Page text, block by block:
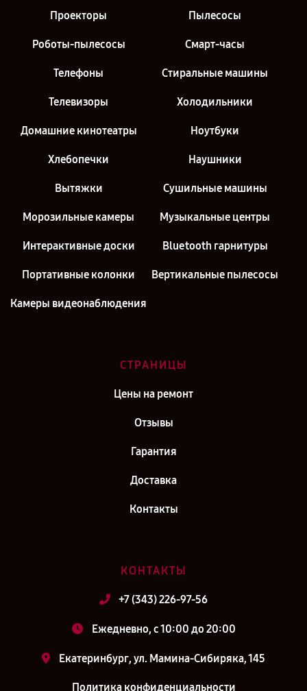
Проекторы Пылесосы
Роботы-пылесосы Смарт-часы
Телефоны Стиральные машины
Телевизоры Холодильники
Домашние кинотеатры Ноутбуки
Хлебопечки Наушники
Вытяжки Сушильные машины
Морозильные камеры Музыкальные центры
Интерактивные доски Bluetooth гарнитуры
Портативные колонки Вертикальные пылесосы
Камеры видеонаблюдения
СТРАНИЦЫ
Цены на ремонт
Отзывы
Гарантия
Доставка
Контакты
КОНТАКТЫ
+7 (343) 226-97-56
Ежедневно, с 10:00 до 20:00
Екатеринбург, ул. Мамина-Сибиряка, 145
Политика конфиденциальности